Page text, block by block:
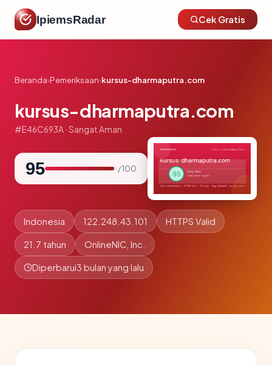
IpiemsRadar Cek Gratis
Beranda›Pemeriksaan›kursus-dharmaputra.com
kursus-dharmaputra.com
#E46C693A · Sangat Aman
95 / 100
Indonesia 122.248.43.101 HTTPS Valid
21.7 tahun OnlineNIC, Inc.
Diperbarui3 bulan yang lalu